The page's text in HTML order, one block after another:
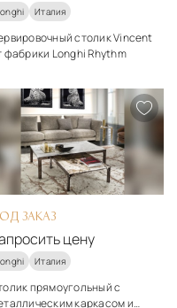
Италия
столик Vincent
фабрики Longhi Rhythm
деко
цену
ЗАКАЗ
цену
Италия
прямоугольный с
каркасом и